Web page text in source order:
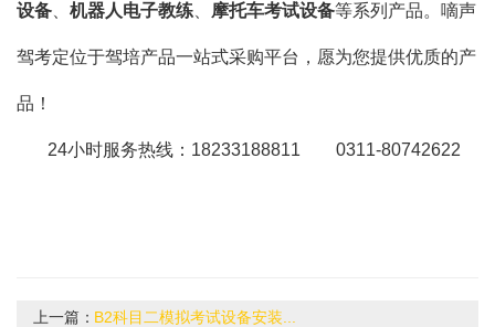
设备 机器人电子教练 摩托车考试设备等系列产品。嘀声
驾考定位于驾培产品一站式采购平台，愿为您提供优质的产
品！
24小时服务热线：18233188811 0311-80742622
上一篇： B2科目二模拟考试设备安装...